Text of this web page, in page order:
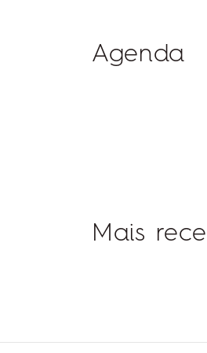
Agenda
Mais